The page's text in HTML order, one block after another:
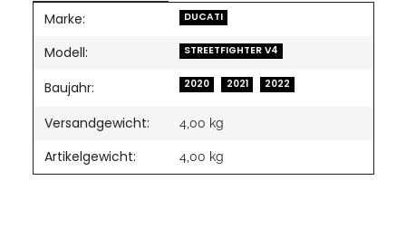
Produkteigenschaft
Wert
Marke: DUCATI
Modell: STREETFIGHTER V4
Baujahr: 2020 2021 2022
Versandgewicht: 4,00 kg
Artikelgewicht: 4,00 kg